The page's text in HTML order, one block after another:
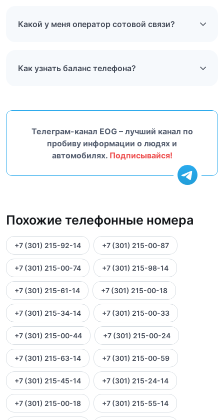
Какой у меня оператор сотовой связи?
Как узнать баланс телефона?
Телеграм-канал EOG – лучший канал по
пробиву информации о людях и
автомобилях. Подписывайся!
Похожие телефонные номера
+7 (301) 215-92-14 +7 (301) 215-00-87
+7 (301) 215-00-74 +7 (301) 215-98-14
+7 (301) 215-61-14 +7 (301) 215-00-18
+7 (301) 215-34-14 +7 (301) 215-00-33
+7 (301) 215-00-44 +7 (301) 215-00-24
+7 (301) 215-63-14 +7 (301) 215-00-59
+7 (301) 215-45-14 +7 (301) 215-24-14
+7 (301) 215-00-18 +7 (301) 215-55-14